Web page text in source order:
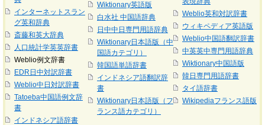
インターネットスラン
グ英和辞典
斎藤和英大辞典
人口統計学英英辞書
Weblio例文辞書
EDR日中対訳辞書
Weblio中日対訳辞書
Tatoeba中国語例文辞
書
インドネシア語辞書
Wiktionary英語版
白水社 中国語辞典
日中中日専門用語辞典
Wiktionary日本語版（中
国語カテゴリ）
韓国語単語辞書
インドネシア語翻訳辞
書
Wiktionary日本語版（フ
ランス語カテゴリ）
Weblio英和対訳辞書
ウィキペディア英語版
Weblio中国語翻訳辞書
中英英中専門用語辞典
Wiktionary中国語版
韓日専門用語辞書
タイ語辞書
Wikipediaフランス語版